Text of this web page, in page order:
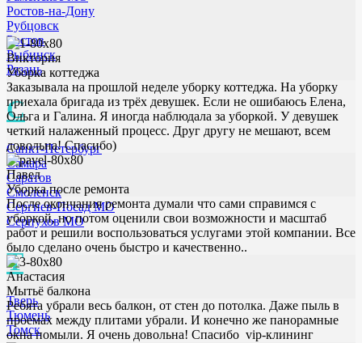
Ростов-на-Дону
Рубцовск
Ростов
Рыбинск
Рязань
С
Санкт-Петербург
Самара
Саратов
Смоленск
Сергиев-Посад МО
Серпухов МО
Т
Тверь
Тюмень
Томск
Виктория
Уборка коттеджа
Заказывала на прошлой неделе уборку коттеджа. На уборку
приехала бригада из трёх девушек. Если не ошибаюсь Елена,
Ольга и Галина. Я иногда наблюдала за уборкой. У девушек
четкий налаженный процесс. Друг другу не мешают, всем
довольна! Спасибо)
Павел
Уборка после ремонта
После окончания ремонта думали что сами справимся с
уборкой, но потом оценили свои возможности и масштаб
работ и решили воспользоваться услугами этой компании. Все
было сделано очень быстро и качественно..
Анастасия
Мытьё балкона
Ребята убрали весь балкон, от стен до потолка. Даже пыль в
проемах между плитами убрали. И конечно же панорамные
окна помыли. Я очень довольна! Спасибо vip-клининг